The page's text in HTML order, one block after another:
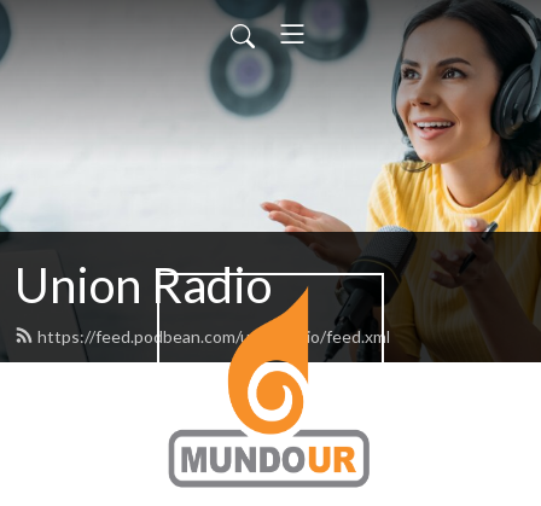
Union Radio
https://feed.podbean.com/unionradio/feed.xml